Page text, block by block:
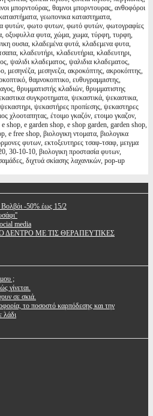
μπορντούρας, θαμνοι μπορντουρας, ανθοφόροι
γεωπονικα καταστηματα,
φυτών, φωτο φυτων, φωτό φυτών, φωτογραφίες
οξυφυλλα φυτα, χώμα, χωμα, τύρφη, τυρφη,
ουσια, κλαδεμένα φυτά, κλαδεμενα φυτα,
κλαδευτήρι, κλαδευτήρια, κλαδευτηρι,
ψαλιδι κλαδεματος, ψαλιδια κλαδεματος,
μεσηνέζα, μεσηνεζα, ακροκόπτης, ακροκόπτης,
θαμνοκοπτικο, ευθυγραμμιστης,
θρυμματιστής κλαδιών, θρυμματιστης
συγκροτηματα, ψεκαστικά, ψεκαστικα,
ψεκαστήρες προπίεσης, ψεκαστηρες
χλοοταπητας, έτοιμο γκαζόν, ετοιμο γκαζον,
shop, e garden shop, e shop garden, garden shop,
e free shop, βιολογικη ντοματα, βιολογικα
φυτων, εκτοξευτηρες τσαφ-τσαφ, μειγμα
30-10-10, βιολογικη προστασία φυτων,
διχτυά σκίασης λαχανικών, pop-up
Βολβόι -50% έως 15/2
media
ΜΕ ΤΙΣ ΘΕΡΑΠΕΥΤΙΚΕΣ
;
γίνεται.
σε σκιά.
το ποσοστό καρπόδεσης και την
λάδι